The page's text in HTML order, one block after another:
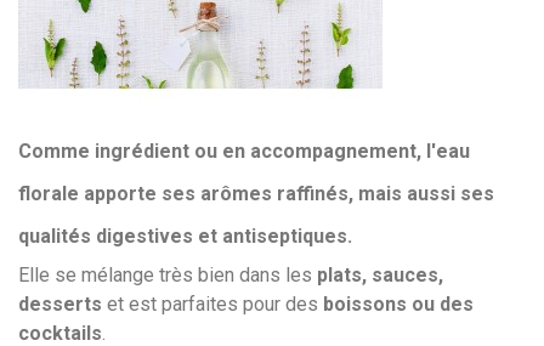
Comme ingrédient ou en accompagnement, l'eau
florale apporte ses arômes raffinés, mais aussi ses
qualités digestives et antiseptiques.
Elle se mélange très bien dans les plats, sauces,
desserts et est parfaites pour des boissons ou des
cocktails.